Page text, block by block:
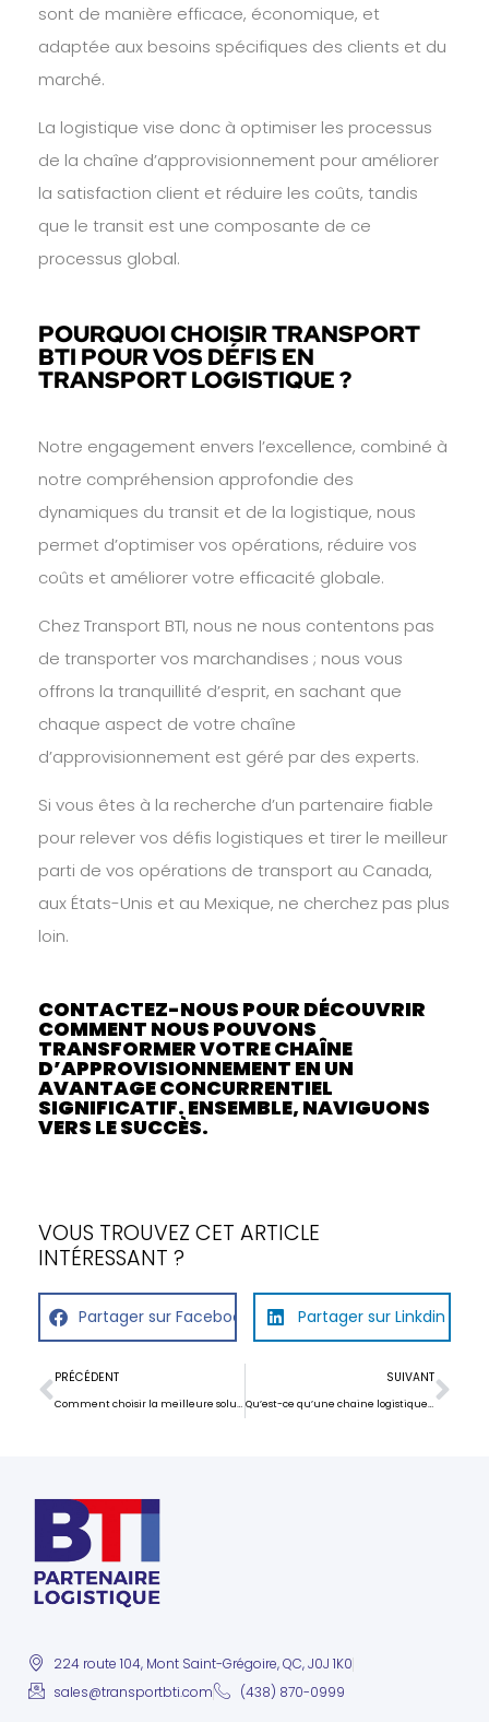
sont de manière efficace, économique, et
adaptée aux besoins spécifiques des clients et du
marché.
La logistique vise donc à optimiser les processus
de la chaîne d’approvisionnement pour améliorer
la satisfaction client et réduire les coûts, tandis
que le transit est une composante de ce
processus global.
POURQUOI CHOISIR TRANSPORT
BTI POUR VOS DÉFIS EN
TRANSPORT LOGISTIQUE ?
Notre engagement envers l’excellence, combiné à
notre compréhension approfondie des
dynamiques du transit et de la logistique, nous
permet d’optimiser vos opérations, réduire vos
coûts et améliorer votre efficacité globale.
Chez Transport BTI, nous ne nous contentons pas
de transporter vos marchandises ; nous vous
offrons la tranquillité d’esprit, en sachant que
chaque aspect de votre chaîne
d’approvisionnement est géré par des experts.
Si vous êtes à la recherche d’un partenaire fiable
pour relever vos défis logistiques et tirer le meilleur
parti de vos opérations de transport au Canada,
aux États-Unis et au Mexique, ne cherchez pas plus
loin.
CONTACTEZ-NOUS POUR DÉCOUVRIR
COMMENT NOUS POUVONS
TRANSFORMER VOTRE CHAÎNE
D’APPROVISIONNEMENT EN UN
AVANTAGE CONCURRENTIEL
SIGNIFICATIF. ENSEMBLE, NAVIGUONS
VERS LE SUCCÈS.
VOUS TROUVEZ CET ARTICLE
INTÉRESSANT ?
Partager sur Facebook Partager sur Linkdin
PRÉCÉDENT
Comment choisir la meilleure solution de transport pour votre entreprise ?
SUIVANT
Qu’est-ce qu’une chaine logistique ou “supply chain” ?
224 route 104, Mont Saint-Grégoire, QC, J0J 1K0
sales@transportbti.com
(438) 870-0999